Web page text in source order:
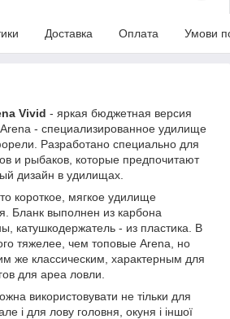
Доставка Оплата Умови
Vivid - яркая бюджетная версия
- специализированное удилище
Разработано специально для
и рыбаков, которые предпочитают
дизайн в удилищах.
короткое, мягкое удилище
Бланк выполнен из карбона
катушкодержатель - из пластика. В
тяжелее, чем топовые Arena, но
же классическим, характерным для
для ареа ловли.
використовувати не тільки для
і для лову головня, окуня і іншої